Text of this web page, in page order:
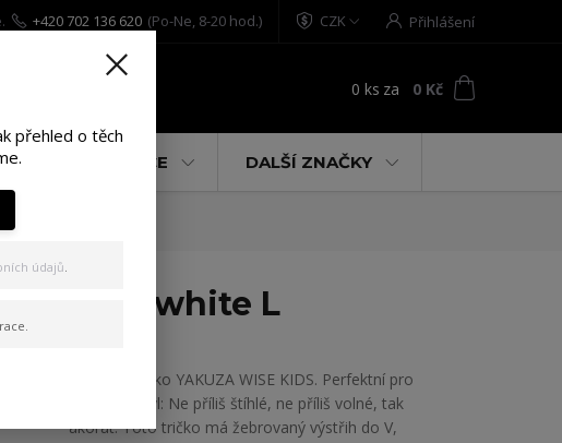
CZK Přihlášení
+420 702 136 620 (Po-Ne, 8-20 hod.)
0 ks za 0 Kč
% AKCE DALŠÍ ZNAČKY
T-Shirt white L
Dámské tričko YAKUZA WISE KIDS. Perfektní pro
uvolněný styl: Ne příliš štíhlé, ne příliš volné, tak
akorát. Toto tričko má žebrovaný výstřih do V,
přehled o těch
údajů.